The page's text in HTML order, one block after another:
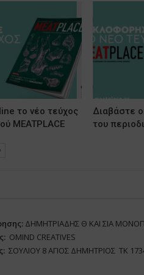
το νέο τεύχος
MEATPLACE
Διαβάστε
του
ΔΗΜΗΤΡΙΑΔΗΣ Θ ΚΑΙ ΣΙΑ
ΟΜΙΝD CREATIVES
ΣΟΥΛΙΟΥ 8 ΑΓΙΟΣ ΔΗΜΗΤΡΙΟΣ ΤΚ